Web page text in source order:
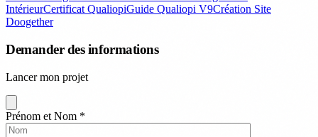
IntérieurCertificat QualiopiGuide Qualiopi V9Création Site
Doogether
Demander des informations
Lancer mon projet
Prénom et Nom *